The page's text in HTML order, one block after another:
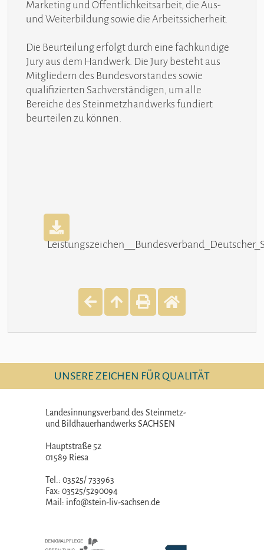
Marketing und Öffentlichkeitsarbeit, die Aus-
und Weiterbildung sowie die Arbeitssicherheit.
Die Beurteilung erfolgt durch eine fachkundige
Jury aus dem Handwerk. Die Jury besteht aus
Mitgliedern des Bundesvorstandes sowie
qualifizierten Sachverständigen, um alle
Bereiche des Steinmetzhandwerks fundiert
beurteilen zu können.
UNSERE ZEICHEN FÜR QUALITÄT
Landesinnungsverband des Steinmetz-
und Bildhauerhandwerks SACHSEN
Hauptstraße 52
01589 Riesa
Tel.: 03525/ 733963
Fax: 03525/5290094
Mail: info@stein-liv-sachsen.de